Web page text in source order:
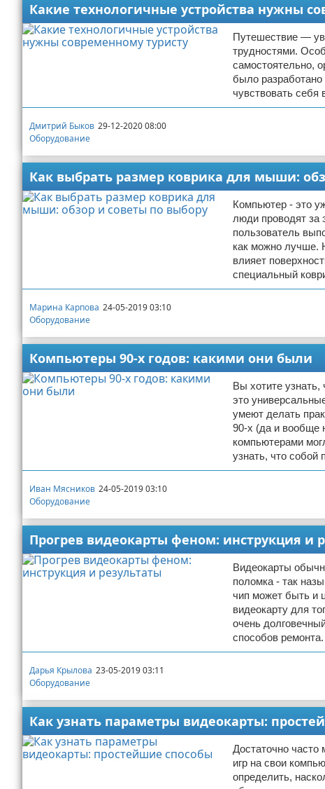
Какие технологичные устройства нужны
Путешествие —
трудностями.
самостоятельно,
было
чувствовать
Дмитрий Быков 29-12-2020 08:00
Оборудование
Как выбрать размер коврика для мыши:
Компьютер - это
люди проводят за
пользователь
как можно лучше.
влияет
специальный
Марина Карпова 24-05-2019 03:10
Оборудование
Компьютеры 90-х годов: какими они были
Вы хотите
это
умеют делать
90-х (да и вообще
компьютерами
узнать, что собой
Иван Мясников 24-05-2019 03:10
Оборудование
Прогрев видеокарты феном: инструкция и
Видеокарты
поломка - так
чип может быть и
видеокарту для
очень
способов
Дарья Крылова 23-05-2019 03:11
Оборудование
Как узнать параметры видеокарты:
Достаточно часто
игр на свои
определить,